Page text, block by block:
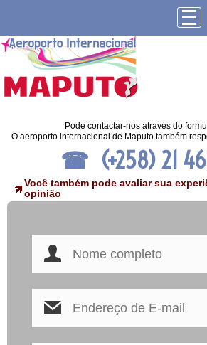
Pode contactar-nos através do
O aeroporto internacional de Maputo também
(+258) 21
Você também pode avaliar sua
opinião